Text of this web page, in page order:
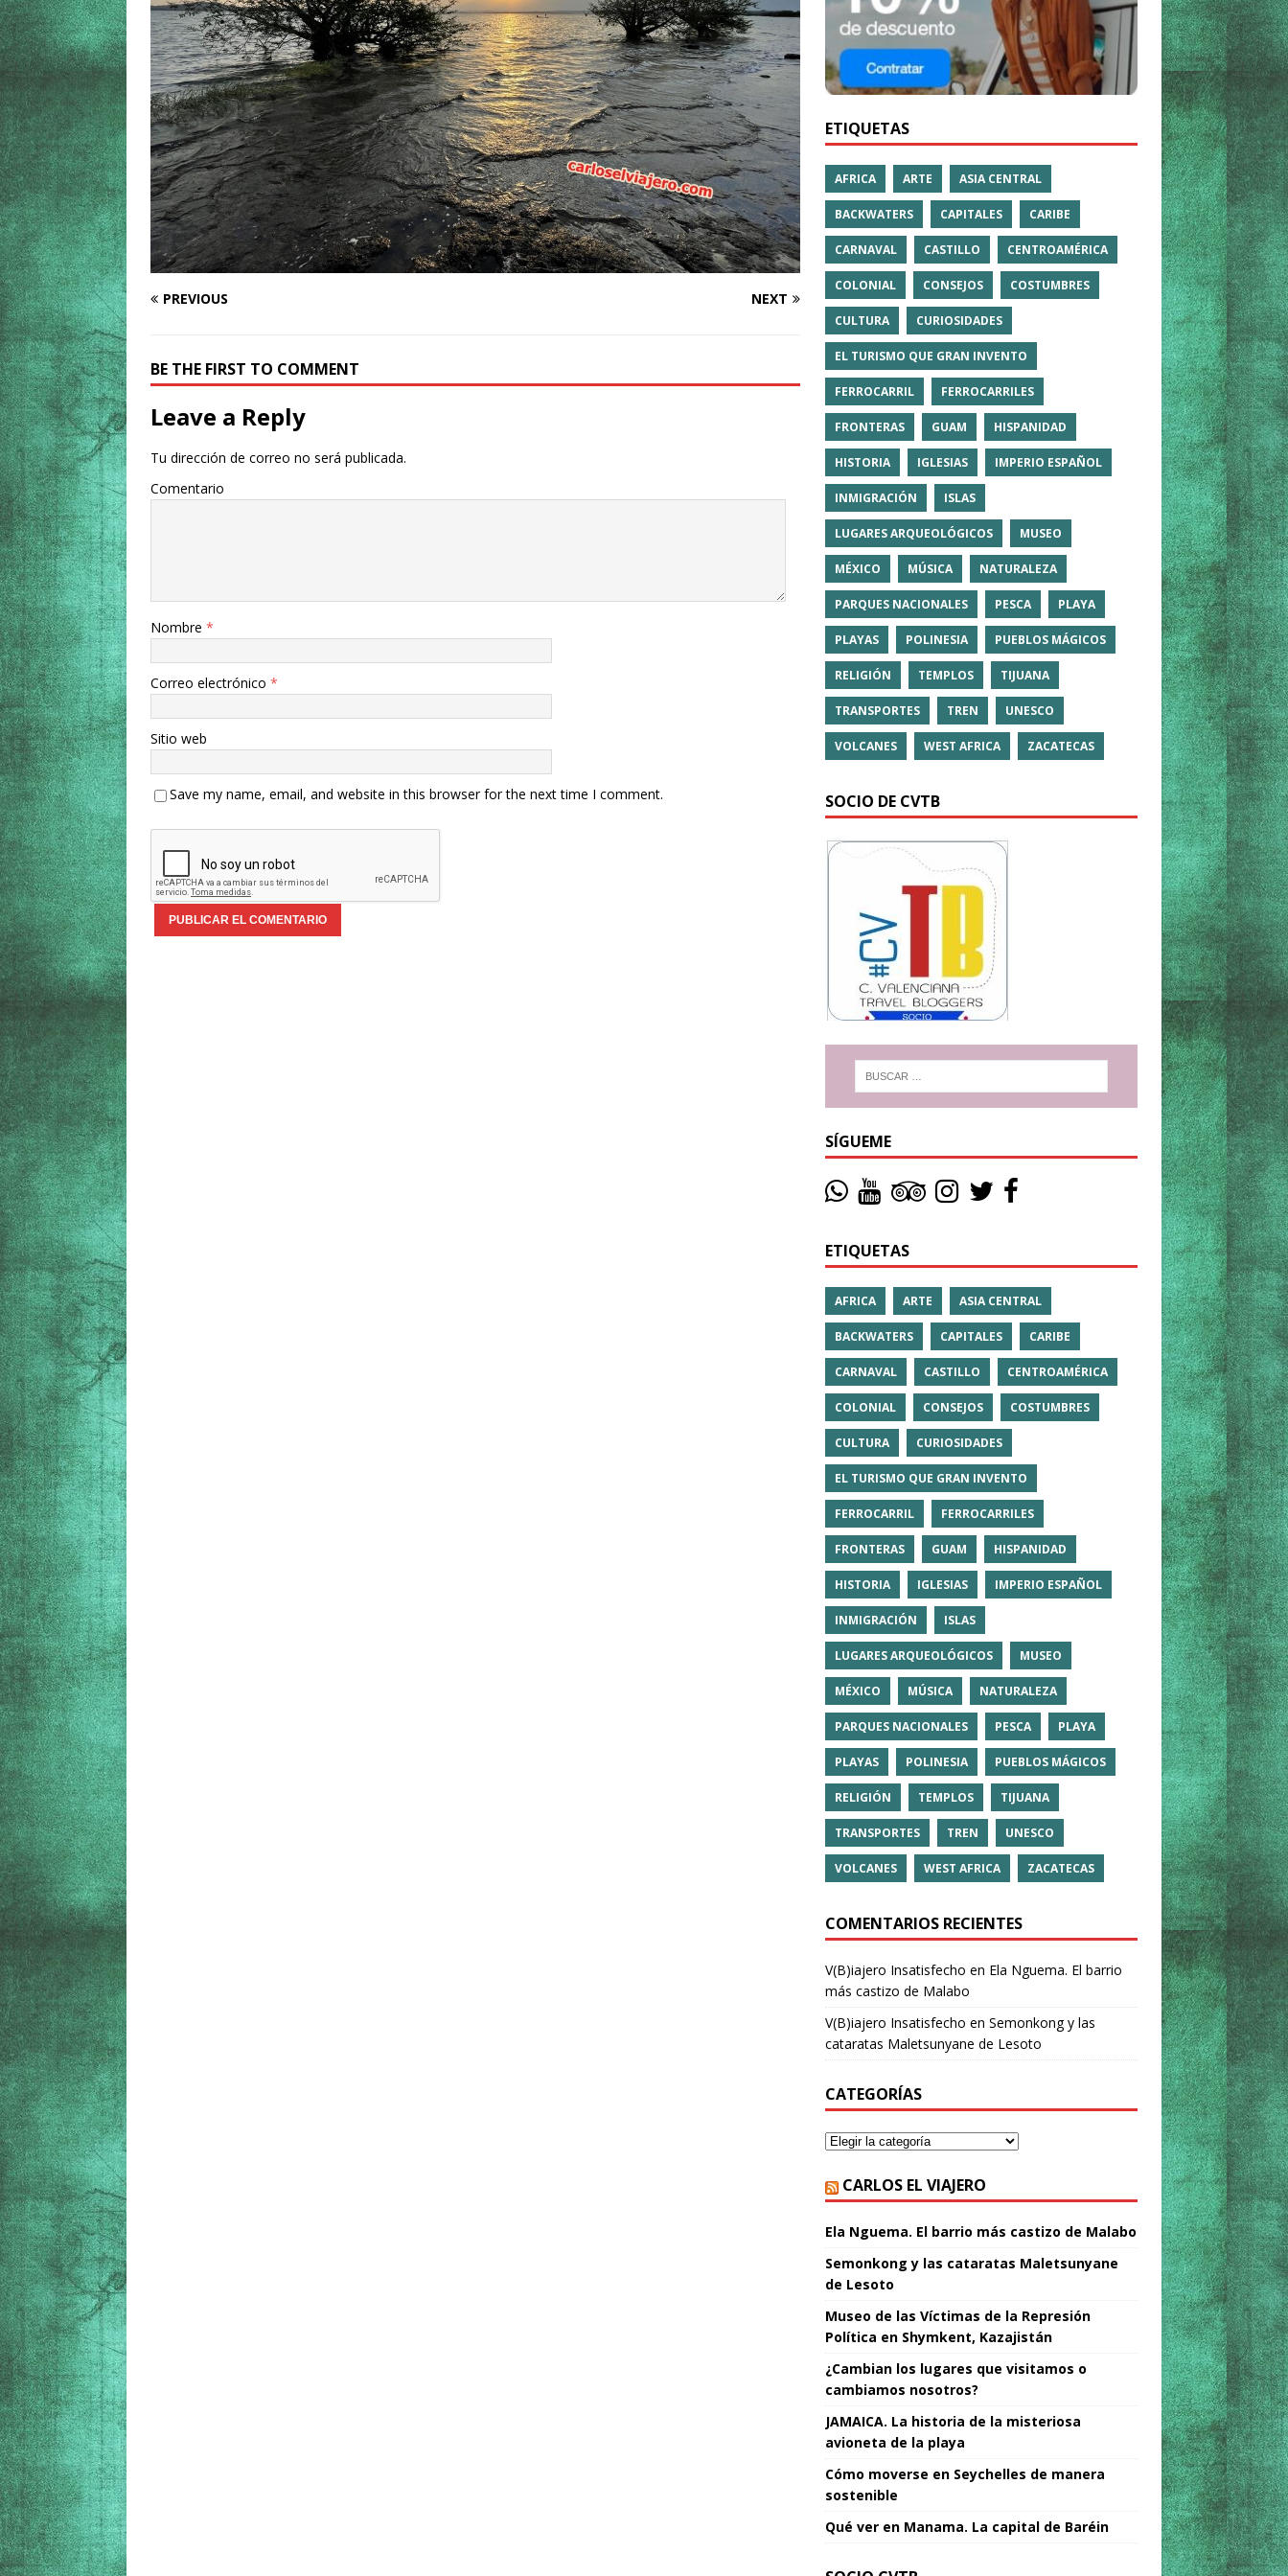
PREVIOUS NEXT
BE THE FIRST TO COMMENT
Leave a Reply
Tu dirección de correo no será publicada.
Comentario
Nombre *
Correo electrónico *
Sitio web
Save my name, email, and website in this browser for the next time I comment.
ETIQUETAS
AFRICA ARTE ASIA CENTRAL
BACKWATERS CAPITALES CARIBE
CARNAVAL CASTILLO CENTROAMÉRICA
COLONIAL CONSEJOS COSTUMBRES
CULTURA CURIOSIDADES
EL TURISMO QUE GRAN INVENTO
FERROCARRIL FERROCARRILES
FRONTERAS GUAM HISPANIDAD
HISTORIA IGLESIAS IMPERIO ESPAÑOL
INMIGRACIÓN ISLAS
LUGARES ARQUEOLÓGICOS MUSEO
MÉXICO MÚSICA NATURALEZA
PARQUES NACIONALES PESCA PLAYA
PLAYAS POLINESIA PUEBLOS MÁGICOS
RELIGIÓN TEMPLOS TIJUANA
TRANSPORTES TREN UNESCO
VOLCANES WEST AFRICA ZACATECAS
SOCIO DE CVTB
SÍGUEME
ETIQUETAS
AFRICA ARTE ASIA CENTRAL
BACKWATERS CAPITALES CARIBE
CARNAVAL CASTILLO CENTROAMÉRICA
COLONIAL CONSEJOS COSTUMBRES
CULTURA CURIOSIDADES
EL TURISMO QUE GRAN INVENTO
FERROCARRIL FERROCARRILES
FRONTERAS GUAM HISPANIDAD
HISTORIA IGLESIAS IMPERIO ESPAÑOL
INMIGRACIÓN ISLAS
LUGARES ARQUEOLÓGICOS MUSEO
MÉXICO MÚSICA NATURALEZA
PARQUES NACIONALES PESCA PLAYA
PLAYAS POLINESIA PUEBLOS MÁGICOS
RELIGIÓN TEMPLOS TIJUANA
TRANSPORTES TREN UNESCO
VOLCANES WEST AFRICA ZACATECAS
COMENTARIOS RECIENTES
V(B)iajero Insatisfecho en Ela Nguema. El barrio
más castizo de Malabo
V(B)iajero Insatisfecho en Semonkong y las
cataratas Maletsunyane de Lesoto
CATEGORÍAS
CARLOS EL VIAJERO
Ela Nguema. El barrio más castizo de Malabo
Semonkong y las cataratas Maletsunyane
de Lesoto
Museo de las Víctimas de la Represión
Política en Shymkent, Kazajistán
¿Cambian los lugares que visitamos o
cambiamos nosotros?
JAMAICA. La historia de la misteriosa
avioneta de la playa
Cómo moverse en Seychelles de manera
sostenible
Qué ver en Manama. La capital de Baréin